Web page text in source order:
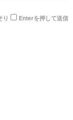
り Enterを押して送信